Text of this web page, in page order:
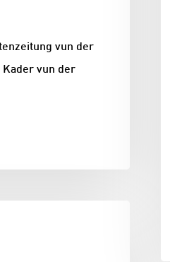
vun der
Kader vun der